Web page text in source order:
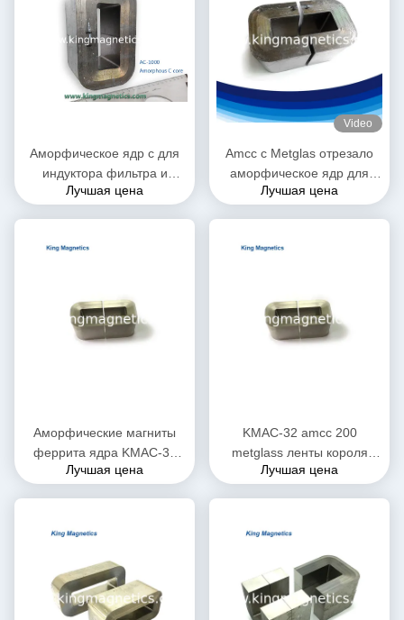
Аморфическое ядр c для
индуктора фильтра и
дросселя PFC сделанных
Лучшая цена
Video
Amcc c Metglas отрезало
аморфическое ядр для
высокочастотного и аудио
Лучшая цена
Аморфические магниты
феррита ядра KMAC-32
для высокой плотности
Лучшая цена
KMAC-32 amcc 200
metglass ленты короля
Magnetics ядр не-Кристл
Лучшая цена